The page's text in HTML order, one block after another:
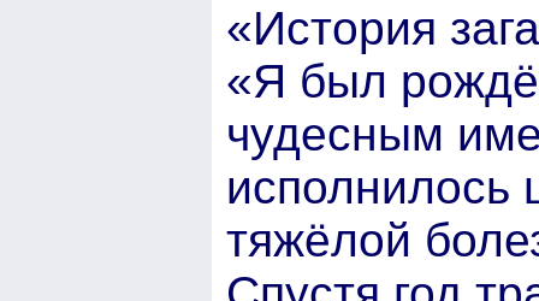
«История
«Я был
чудесным
исполнилось
тяжёлой